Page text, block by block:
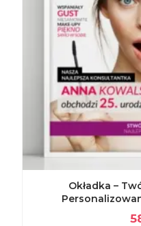
Okładka –